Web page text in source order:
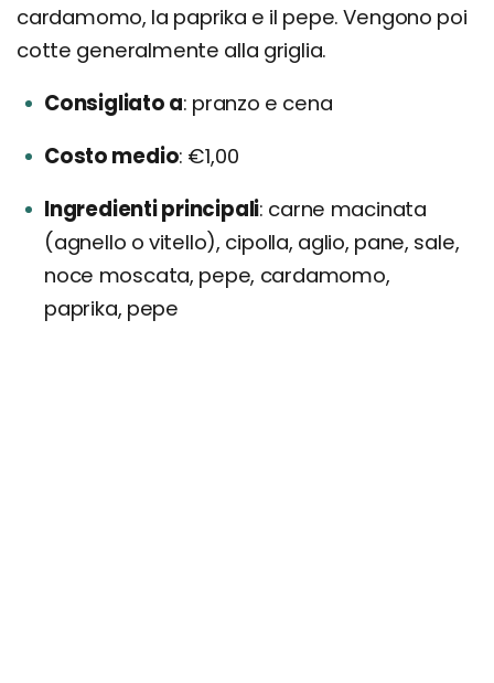
cardamomo, la paprika e il pepe. Vengono poi
cotte generalmente alla griglia.
Consigliato a pranzo e cena
Costo medio €1,00
Ingredienti principali carne macinata
(agnello o vitello), cipolla, aglio, pane, sale,
noce moscata, pepe, cardamomo,
paprika, pepe